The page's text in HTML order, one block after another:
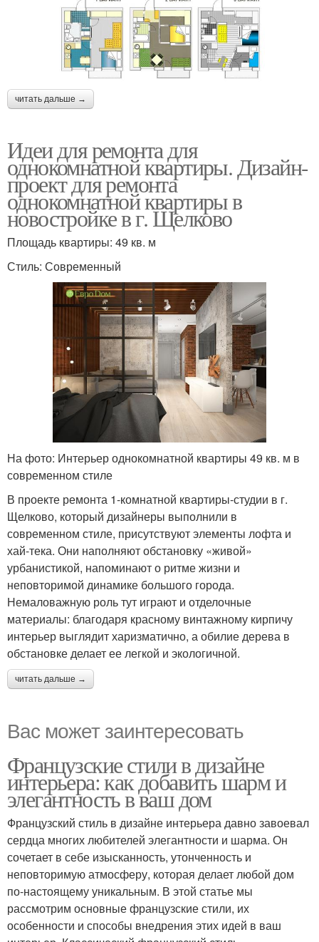
читать дальше →
Идеи для ремонта для
однокомнатной квартиры. Дизайн-
проект для ремонта
однокомнатной квартиры в
новостройке в г. Щелково
Площадь квартиры: 49 кв. м
Стиль: Современный
На фото: Интерьер однокомнатной квартиры 49 кв. м в
современном стиле
В проекте ремонта 1-комнатной квартиры-студии в г.
Щелково, который дизайнеры выполнили в
современном стиле, присутствуют элементы лофта и
хай-тека. Они наполняют обстановку «живой»
урбанистикой, напоминают о ритме жизни и
неповторимой динамике большого города.
Немаловажную роль тут играют и отделочные
материалы: благодаря красному винтажному кирпичу
интерьер выглядит харизматично, а обилие дерева в
обстановке делает ее легкой и экологичной.
читать дальше →
Вас может заинтересовать
Французские стили в дизайне
интерьера: как добавить шарм и
элегантность в ваш дом
Французский стиль в дизайне интерьера давно завоевал
сердца многих любителей элегантности и шарма. Он
сочетает в себе изысканность, утонченность и
неповторимую атмосферу, которая делает любой дом
по-настоящему уникальным. В этой статье мы
рассмотрим основные французские стили, их
особенности и способы внедрения этих идей в ваш